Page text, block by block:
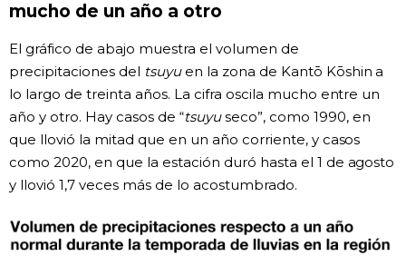
mucho de un año a otro
El gráfico de abajo muestra el volumen de
precipitaciones del tsuyuen la zona de Kantō Kōshin a
lo largo de treinta años. La cifra oscila mucho entre un
año y otro. Hay casos de “tsuyuseco”, como 1990, en
que llovió la mitad que en un año corriente, y casos
como 2020, en que la estación duró hasta el 1 de agosto
y llovió 1,7 veces más de lo acostumbrado.